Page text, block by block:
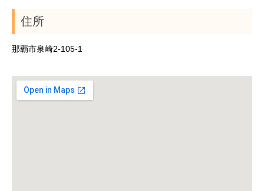
住所
那覇市泉崎2-105-1